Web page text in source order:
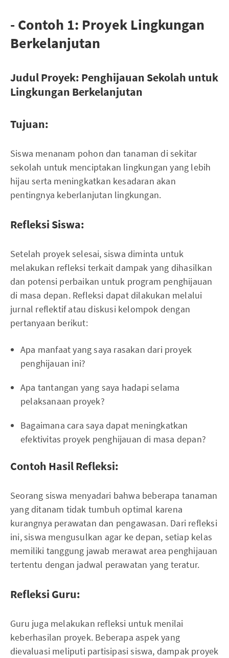
- Contoh 1: Proyek Lingkungan
Berkelanjutan
Judul Proyek: Penghijauan Sekolah untuk
Lingkungan Berkelanjutan
Tujuan:
Siswa menanam pohon dan tanaman di sekitar
sekolah untuk menciptakan lingkungan yang lebih
hijau serta meningkatkan kesadaran akan
pentingnya keberlanjutan lingkungan.
Refleksi Siswa:
Setelah proyek selesai, siswa diminta untuk
melakukan refleksi terkait dampak yang dihasilkan
dan potensi perbaikan untuk program penghijauan
di masa depan. Refleksi dapat dilakukan melalui
jurnal reflektif atau diskusi kelompok dengan
pertanyaan berikut:
Apa manfaat yang saya rasakan dari proyek
penghijauan ini?
Apa tantangan yang saya hadapi selama
pelaksanaan proyek?
Bagaimana cara saya dapat meningkatkan
efektivitas proyek penghijauan di masa depan?
Contoh Hasil Refleksi:
Seorang siswa menyadari bahwa beberapa tanaman
yang ditanam tidak tumbuh optimal karena
kurangnya perawatan dan pengawasan. Dari refleksi
ini, siswa mengusulkan agar ke depan, setiap kelas
memiliki tanggung jawab merawat area penghijauan
tertentu dengan jadwal perawatan yang teratur.
Refleksi Guru:
Guru juga melakukan refleksi untuk menilai
keberhasilan proyek. Beberapa aspek yang
dievaluasi meliputi partisipasi siswa, dampak proyek